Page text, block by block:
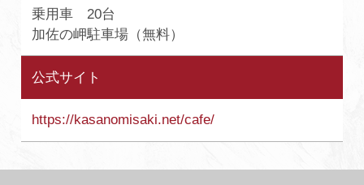
乗用車 20台
加佐の岬駐車場（無料）
公式サイト
https://kasanomisaki.net/cafe/